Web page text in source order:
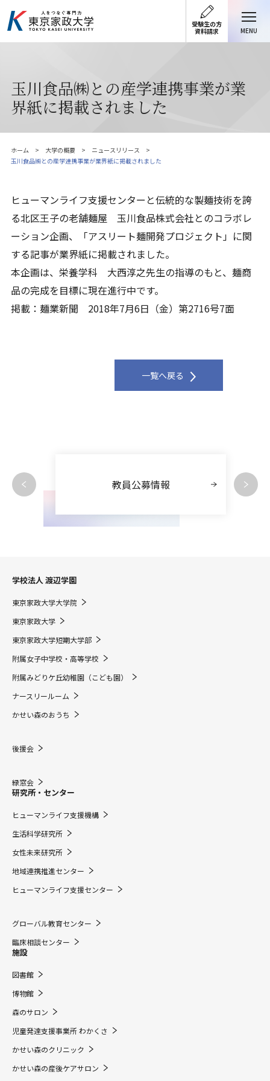
受験生の方
資料請求
MENU
玉川食品㈱との産学連携事業が業
界紙に掲載されました
ホーム 大学の概要
ニュースリリース
玉川食品㈱との産学連携事業が業界紙に掲載されました
ヒューマンライフ支援センターと伝統的な製麺技術を誇
る北区王子の老舗麺屋 玉川食品株式会社とのコラボレ
ーション企画、「アスリート麺開発プロジェクト」に関
する記事が業界紙に掲載されました。
本企画は、栄養学科 大西淳之先生の指導のもと、麺商
品の完成を目標に現在進行中です。
掲載：麺業新聞 2018年7月6日（金）第2716号7面
一覧へ戻る
教員公募情報
学校法人 渡辺学園
東京家政大学大学院
東京家政大学
東京家政大学短期大学部
附属女子中学校・高等学校
附属みどりケ丘幼稚園（こども園）
ナースリールーム
かせい森のおうち
後援会
緑窓会
研究所・センター
ヒューマンライフ支援機構
生活科学研究所
女性未来研究所
地域連携推進センター
ヒューマンライフ支援センター
グローバル教育センター
臨床相談センター
施設
図書館
博物館
森のサロン
児童発達支援事業所 わかくさ
かせい森のクリニック
かせい森の産後ケアサロン